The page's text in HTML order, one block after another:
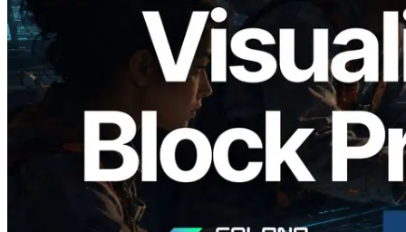
Validators Solutions Meluncurkan Solana
Block Analyzer — Memvisualisasikan
Waktu Produksi Blok per Slot dan
Validator yang Ditugaskan